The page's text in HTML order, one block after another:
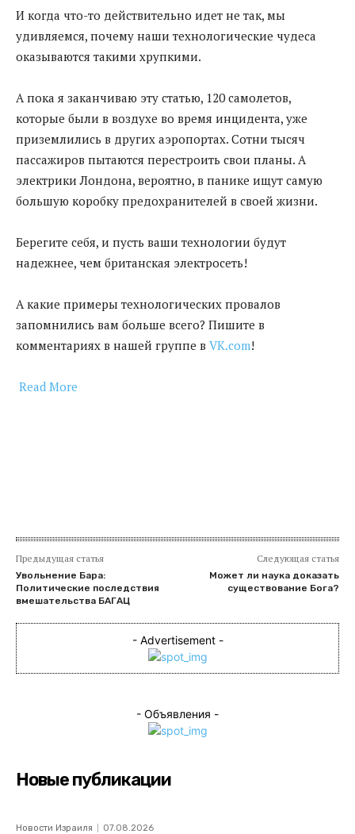
И когда что-то действительно идет не так, мы
удивляемся, почему наши технологические чудеса
оказываются такими хрупкими.
А пока я заканчиваю эту статью, 120 самолетов,
которые были в воздухе во время инцидента, уже
приземлились в других аэропортах. Сотни тысяч
пассажиров пытаются перестроить свои планы. А
электрики Лондона, вероятно, в панике ищут самую
большую коробку предохранителей в своей жизни.
Берегите себя, и пусть ваши технологии будут
надежнее, чем британская электросеть!
А какие примеры технологических провалов
запомнились вам больше всего? Пишите в
комментариях в нашей группе в VK.com!
Read More
Предыдущая статья
Увольнение Бара:
Политические последствия
вмешательства БАГАЦ
Следующая статья
Может ли наука доказать
существование Бога?
- Advertisement -
- Объявления -
Новые публикации
Новости Израиля 07.08.2026